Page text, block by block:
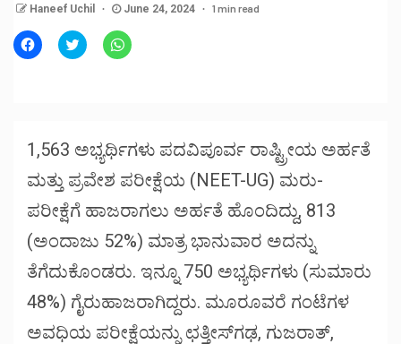
Haneef Uchil June 24, 2024 1 min read
Click
to
Click
to
Click
to
1,563 ಅಭ್ಯರ್ಥಿಗಳು ಪದವಿಪೂರ್ವ ರಾಷ್ಟ್ರೀಯ ಅರ್ಹತೆ
ಮತ್ತು ಪ್ರವೇಶ ಪರೀಕ್ಷೆಯ (NEET-UG) ಮರು-
ಪರೀಕ್ಷೆಗೆ ಹಾಜರಾಗಲು ಅರ್ಹತೆ ಹೊಂದಿದ್ದು, 813
(ಅಂದಾಜು 52%) ಮಾತ್ರ ಭಾನುವಾರ ಅದನ್ನು
ತೆಗೆದುಕೊಂಡರು. ಇನ್ನೂ 750 ಅಭ್ಯರ್ಥಿಗಳು (ಸುಮಾರು
48%) ಗೈರುಹಾಜರಾಗಿದ್ದರು. ಮೂರೂವರೆ ಗಂಟೆಗಳ
ಅವಧಿಯ ಪರೀಕ್ಷೆಯನ್ನು ಛತ್ತೀಸ್‌ಗಢ, ಗುಜರಾತ್,